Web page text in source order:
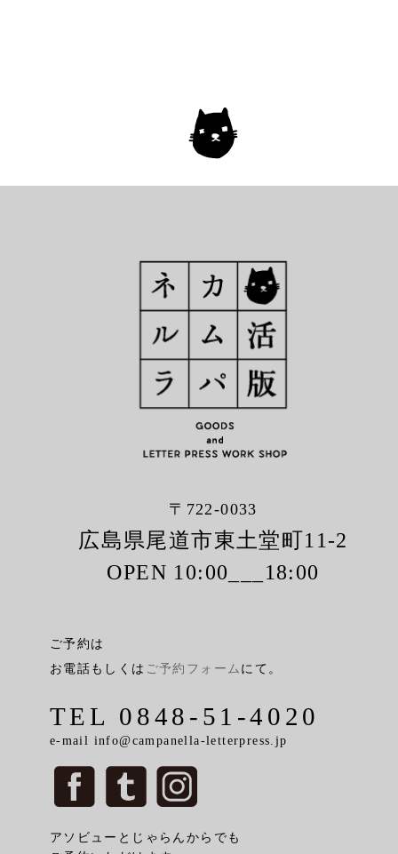
〒722-0033
広島県尾道市東土堂町11-2
OPEN 10:00___18:00
ご予約は
お電話もしくは ご予約フォーム にて。
TEL 0848-51-4020
e-mail info@campanella-letterpress.jp
アソビューとじゃらんからでも